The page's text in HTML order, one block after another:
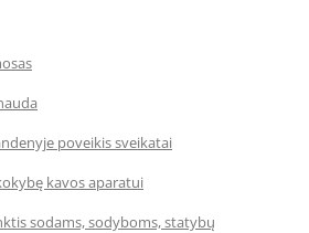
poveikis sveikatai
kavos aparatui
sodams, sodyboms, statybų